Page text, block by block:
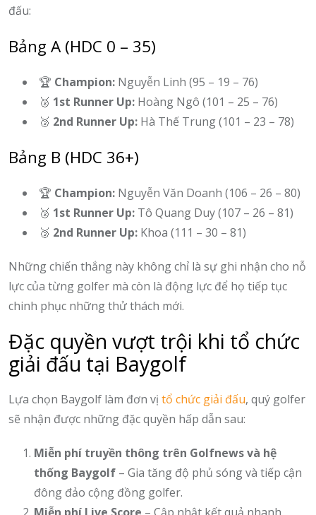
đấu:
Bảng A (HDC 0 – 35)
🏆 Champion: Nguyễn Linh (95 – 19 – 76)
🥈 1st Runner Up: Hoàng Ngô (101 – 25 – 76)
🥉 2nd Runner Up: Hà Thế Trung (101 – 23 – 78)
Bảng B (HDC 36+)
🏆 Champion: Nguyễn Văn Doanh (106 – 26 – 80)
🥈 1st Runner Up: Tô Quang Duy (107 – 26 – 81)
🥉 2nd Runner Up: Khoa (111 – 30 – 81)
Những chiến thắng này không chỉ là sự ghi nhận cho nỗ
lực của từng golfer mà còn là động lực để họ tiếp tục
chinh phục những thử thách mới.
Đặc quyền vượt trội khi tổ chức
giải đấu tại Baygolf
Lựa chọn Baygolf làm đơn vị tổ chức giải đấu, quý golfer
sẽ nhận được những đặc quyền hấp dẫn sau:
Miễn phí truyền thông trên Golfnews và hệ
thống Baygolf – Gia tăng độ phủ sóng và tiếp cận
đông đảo cộng đồng golfer.